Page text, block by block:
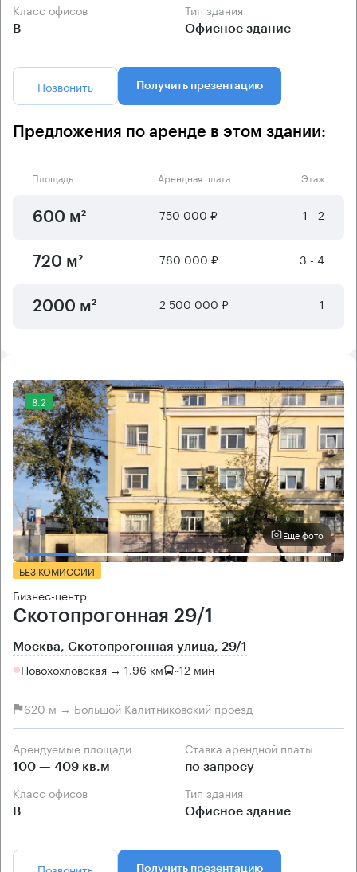
Класс офисов
B
Тип здания
Офисное здание
Позвонить Получить презентацию
Предложения по аренде в этом здании:
Площадь Арендная плата Этаж
600 м² 750 000 ₽ 1 - 2
720 м² 780 000 ₽ 3 - 4
2000 м² 2 500 000 ₽ 1
8.2
Еще фото
БЕЗ КОМИССИИ
Бизнес-центр
Скотопрогонная 29/1
Москва, Скотопрогонная улица, 29/1
Новохохловская → 1.96 км ~12 мин
620 м → Большой Калитниковский проезд
Арендуемые площади
100 — 409 кв.м
Ставка арендной платы
по запросу
Класс офисов
B
Тип здания
Офисное здание
Получить презентацию